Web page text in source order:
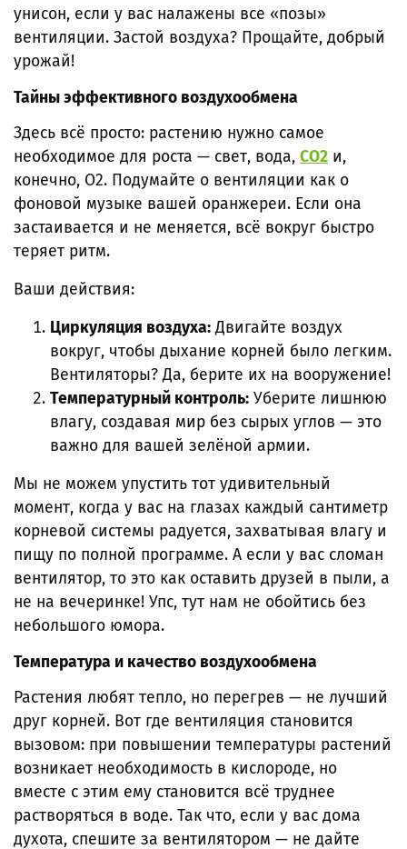
унисон, если у вас налажены все «позы»
вентиляции. Застой воздуха? Прощайте, добрый
урожай!
Тайны эффективного воздухообмена
Здесь всё просто: растению нужно самое
необходимое для роста — свет, вода, CO2 и,
конечно, O2. Подумайте о вентиляции как о
фоновой музыке вашей оранжереи. Если она
застаивается и не меняется, всё вокруг быстро
теряет ритм.
Ваши действия:
Циркуляция воздуха:Двигайте воздух
вокруг, чтобы дыхание корней было легким.
Вентиляторы? Да, берите их на вооружение!
Температурный контроль: Уберите лишнюю
влагу, создавая мир без сырых углов — это
важно для вашей зелёной армии.
Мы не можем упустить тот удивительный
момент, когда у вас на глазах каждый сантиметр
корневой системы радуется, захватывая влагу и
пищу по полной программе. А если у вас сломан
вентилятор, то это как оставить друзей в пыли, а
не на вечеринке! Упс, тут нам не обойтись без
небольшого юмора.
Температура и качество воздухообмена
Растения любят тепло, но перегрев — не лучший
друг корней. Вот где вентиляция становится
вызовом: при повышении температуры растений
возникает необходимость в кислороде, но
вместе с этим ему становится всё труднее
растворяться в воде. Так что, если у вас дома
духота, спешите за вентилятором — не дайте